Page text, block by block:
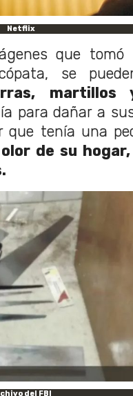
Netflix
que tomó
se
martillos
para dañar a
que tenía una
de su
del FBI